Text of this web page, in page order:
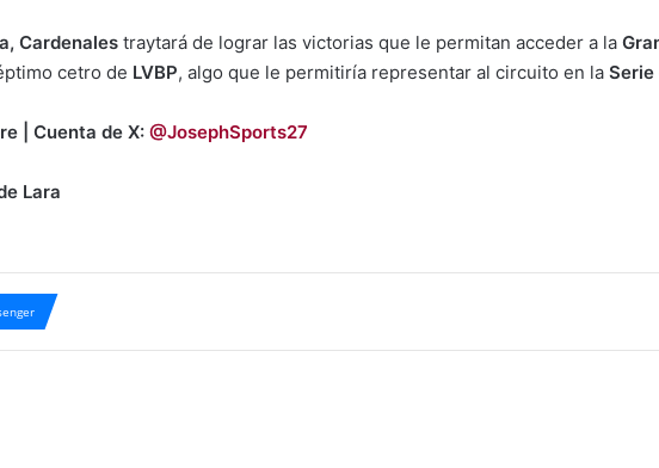
Cardenales traytará de lograr las victorias que le permitan acceder a la
cetro de LVBP, algo que le permitiría representar al circuito en la Serie
| Cuenta de X: @JosephSports27
Lara